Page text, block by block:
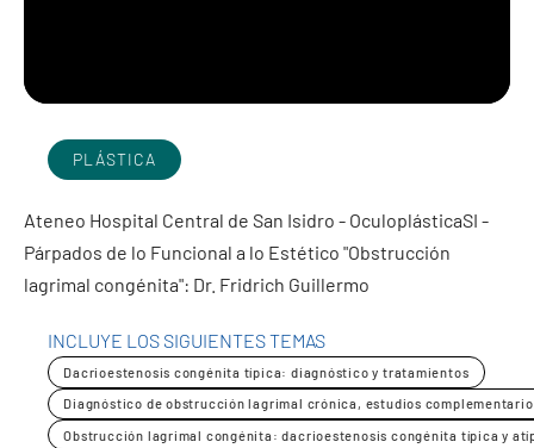
PLÁSTICA
Ateneo Hospital Central de San Isidro - OculoplásticaSI -
Párpados de lo Funcional a lo Estético "Obstrucción
lagrimal congénita": Dr. Fridrich Guillermo
INCLUYE LOS SIGUIENTES TEMAS
Dacrioestenosis congénita típica: diagnóstico y tratamientos
Diagnóstico de obstrucción lagrimal crónica, estudios
Obstrucción lagrimal congénita: dacrioestenosis congénita típica y